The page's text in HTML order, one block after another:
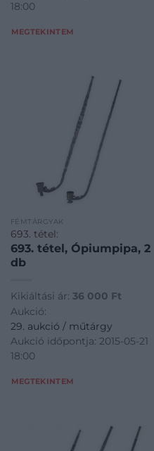
18:00
MEGTEKINTEM
FÉMTÁRGYAK
693. tétel:
693. tétel, Ópiumpipa, 2
db
Kikiáltási ár: 36 000 Ft
Aukció:
29. aukció / műtárgy
Aukció időpontja: 2015-05-21
18:00
MEGTEKINTEM